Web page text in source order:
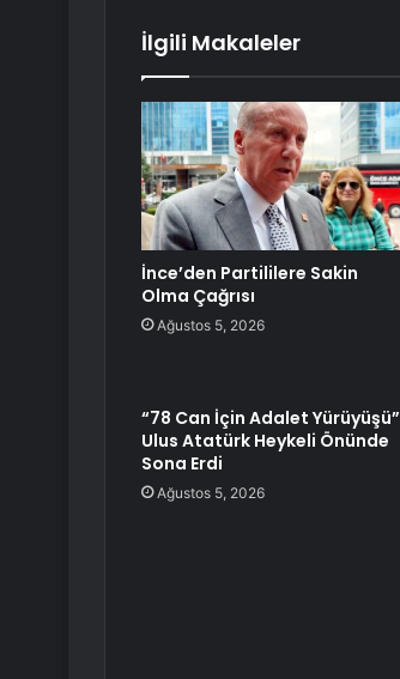
İlgili Makaleler
İnce’den Partililere Sakin
Olma Çağrısı
Ağustos 5, 2026
“78 Can İçin Adalet Yürüyüşü”
Ulus Atatürk Heykeli Önünde
Sona Erdi
Ağustos 5, 2026